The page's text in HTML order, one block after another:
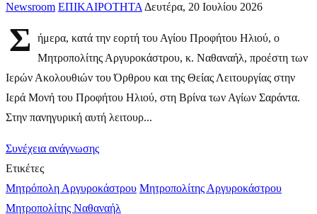
Newsroom ΕΠΙΚΑΙΡΟΤΗΤΑ Δευτέρα, 20 Ιουλίου 2026
Σ
ήμερα, κατά την εορτή του Αγίου Προφήτου Ηλιού, ο
Μητροπολίτης Αργυροκάστρου, κ. Ναθαναήλ, προέστη των
Ιερών Ακολουθιών του Όρθρου και της Θείας Λειτουργίας στην
Ιερά Μονή του Προφήτου Ηλιού, στη Βρίνα των Αγίων Σαράντα.
Στην πανηγυρική αυτή λειτουρ...
Συνέχεια ανάγνωσης
Ετικέτες
Μητρόπολη Αργυροκάστρου Μητροπολίτης Αργυροκάστρου
Μητροπολίτης Ναθαναήλ